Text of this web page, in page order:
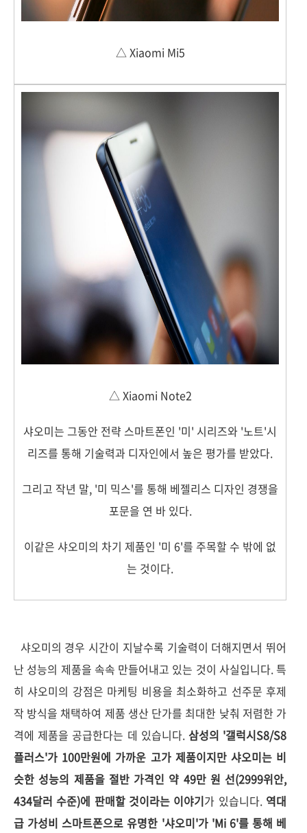
△ Xiaomi Mi5
△ Xiaomi Note2
샤오미는 그동안 전략 스마트폰인 '미' 시리즈와 '노트'시
리즈를 통해 기술력과 디자인에서 높은 평가를 받았다.
그리고 작년 말, '미 믹스'를 통해 베젤리스 디자인 경쟁을
포문을 연 바 있다.
이같은 샤오미의 차기 제품인 '미 6'를 주목할 수 밖에 없
는 것이다.
샤오미의 경우 시간이 지날수록 기술력이 더해지면서 뛰어
난 성능의 제품을 속속 만들어내고 있는 것이 사실입니다. 특
히 샤오미의 강점은 마케팅 비용을 최소화하고 선주문 후제
작 방식을 채택하여 제품 생산 단가를 최대한 낮춰 저렴한 가
격에 제품을 공급한다는 데 있습니다. 삼성의 '갤럭시S8/S8
플러스'가 100만원에 가까운 고가 제품이지만 샤오미는 비
슷한 성능의 제품을 절반 가격인 약 49만 원 선(2999위안,
434달러 수준)에 판매할 것이라는 이야기가 있습니다. 역대
급 가성비 스마트폰으로 유명한 '샤오미'가 'Mi 6'를 통해 베